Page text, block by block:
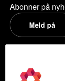
Abonner på
Meld på
Om oss